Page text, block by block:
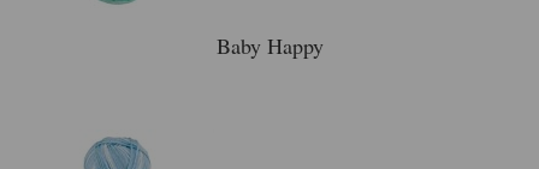
Baby Happy